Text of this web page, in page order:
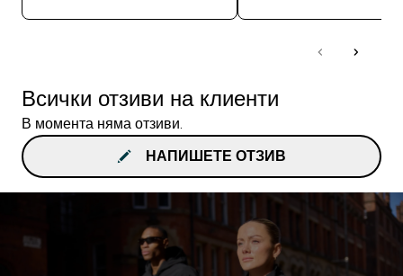
Всички отзиви на клиенти
В момента няма отзиви.
НАПИШЕТЕ ОТЗИВ